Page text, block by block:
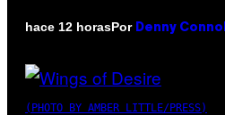
hace 12 horasPor Denny
(PHOTO BY AMBER LITTLE/PRESS)